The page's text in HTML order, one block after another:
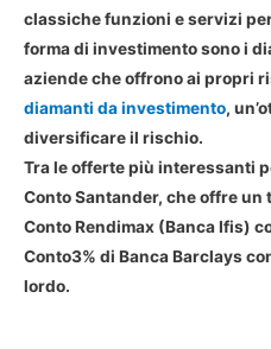
classiche funzioni e servizi
forma di investimento sono i
aziende che offrono ai propri
diamanti da investimento,
diversificare il rischio.
Tra le offerte più interessanti
Conto Santander, che offre un
Conto Rendimax (Banca Ifis)
Conto3% di Banca Barclays
lordo.